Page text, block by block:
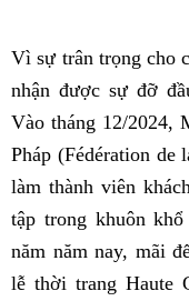
Vì sự trân trọng cho
nhận được sự đỡ
Vào tháng 12/2024,
Pháp (Fédération de
làm thành viên
tập trong khuôn
năm năm nay, mãi
lễ thời trang Haute